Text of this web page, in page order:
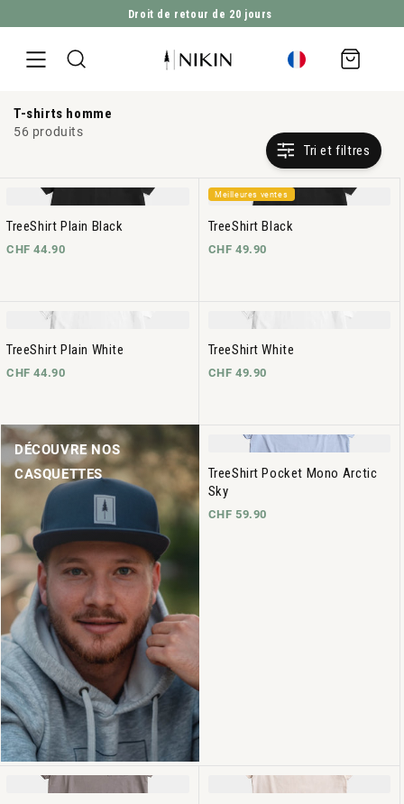
ALLER DIRECTEMENT AU CONTENU
Droit de retour de 20 jours
Panier
d'achat
T-shirts homme
56 produits
Tri et filtres
TreeShirt Plain Black
CHF 44.90
Meilleures ventes
TreeShirt Black
CHF 49.90
TreeShirt Plain White
CHF 44.90
TreeShirt White
CHF 49.90
DÉCOUVRE NOS
CASQUETTES
TreeShirt Pocket Mono Arctic
Sky
CHF 59.90